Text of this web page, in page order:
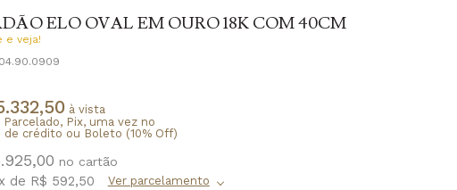
ELO OVAL EM OURO 18K COM 40CM
e veja!
04.90.0909
à vista
Parcelado, Pix, uma vez no
de crédito ou Boleto (10% Off)
de R$ 592,50